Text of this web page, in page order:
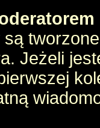
Jeżeli